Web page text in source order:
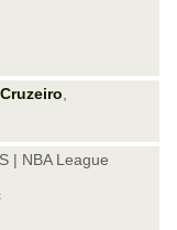
| NBA League